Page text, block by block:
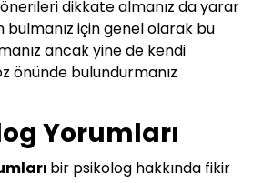
dikkate almanız da yarar
bulmanız için genel olarak bu
ancak yine de kendi
önünde bulundurmanız
Yorumları
bir psikolog hakkında fikir